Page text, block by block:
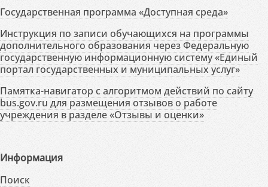
Государственная программа «Доступная среда»
Инструкция по записи обучающихся на программы
дополнительного образования через Федеральную
государственную информационную систему «Единый
портал государственных и муниципальных услуг»
Памятка-навигатор с алгоритмом действий по сайту
bus.gov.ru для размещения отзывов о работе
учреждения в разделе «Отзывы и оценки»
Информация
Поиск